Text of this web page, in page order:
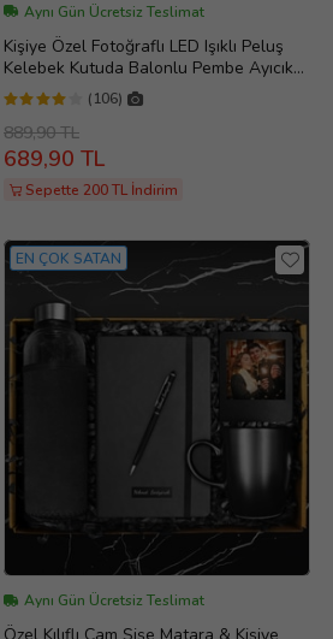
Aynı Gün Ücretsiz Teslimat
Kişiye Özel Fotoğraflı LED Işıklı Peluş
Kelebek Kutuda Balonlu Pembe Ayıcık
Buketi – Sevgiliye, Kıza, Arkadaşa
Hediye
(106)
889,90 TL
689,90 TL
Sepette 200 TL İndirim
EN ÇOK SATAN
Aynı Gün Ücretsiz Teslimat